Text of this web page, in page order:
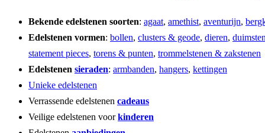
Bekende edelstenen soorten: agaat, amethist, aventurijn,
Edelstenen vormen: bollen, clusters & geode, dieren,
statement pieces, torens & punten, trommelstenen & zakstenen
Edelstenen sieraden: armbanden, hangers, kettingen
Unieke edelstenen
Verrassende edelstenen cadeaus
Veilige edelstenen voorkinderen